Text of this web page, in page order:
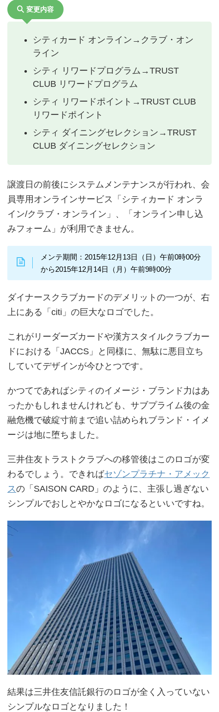
変更内容
シティカード オンライン→クラブ・オン
ライン
シティ リワードプログラム→TRUST
CLUB リワードプログラム
シティ リワードポイント→TRUST CLUB
リワードポイント
シティ ダイニングセレクション→TRUST
CLUB ダイニングセレクション
譲渡日の前後にシステムメンテナンスが行われ、会
員専用オンラインサービス「シティカード オンラ
イン/クラブ・オンライン」、「オンライン申し込
みフォーム」が利用できません。
メンテ期間：2015年12月13日（日）午前0時00分
から2015年12月14日（月）午前9時00分
ダイナースクラブカードのデメリットの一つが、右
上にある「citi」の巨大なロゴでした。
これがリーダーズカードや漢方スタイルクラブカー
ドにおける「JACCS」と同様に、無駄に悪目立ち
していてデザインが今ひとつです。
かつてであればシティのイメージ・ブランド力はあ
ったかもしれませんけれども、サブプライム後の金
融危機で破綻寸前まで追い詰められブランド・イメ
ージは地に堕ちました。
三井住友トラストクラブへの移管後はこのロゴが変
わるでしょう。できればセゾンプラチナ・アメック
スの「SAISON CARD」のように、主張し過ぎない
シンプルでおしとやかなロゴになるといいですね。
結果は三井住友信託銀行のロゴが全く入っていない
シンプルなロゴとなりました！